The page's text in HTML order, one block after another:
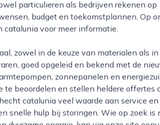
particulieren als bedrijven rekenen op
budget en toekomstplannen. Op
voor meer informatie.
goed opgeleid en bekend met de
zonnepanelen en
beoordelen en stellen heldere offertes
catalunia veel waarde aan service en
snelle hulp bij storingen. Wie op zoek is